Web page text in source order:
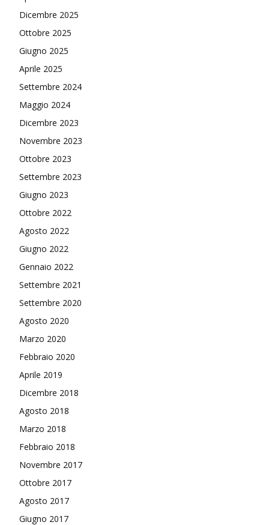
Dicembre 2025
Ottobre 2025
Giugno 2025
Aprile 2025
Settembre 2024
Maggio 2024
Dicembre 2023
Novembre 2023
Ottobre 2023
Settembre 2023
Giugno 2023
Ottobre 2022
Agosto 2022
Giugno 2022
Gennaio 2022
Settembre 2021
Settembre 2020
Agosto 2020
Marzo 2020
Febbraio 2020
Aprile 2019
Dicembre 2018
Agosto 2018
Marzo 2018
Febbraio 2018
Novembre 2017
Ottobre 2017
Agosto 2017
Giugno 2017